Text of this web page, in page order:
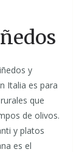
y
Italia es para
que
de olivos.
y platos
es el